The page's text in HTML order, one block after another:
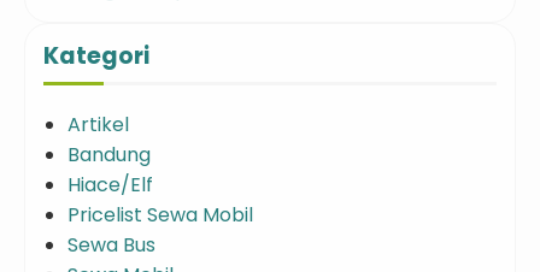
Kategori
Artikel
Bandung
Hiace/Elf
Pricelist Sewa Mobil
Sewa Bus